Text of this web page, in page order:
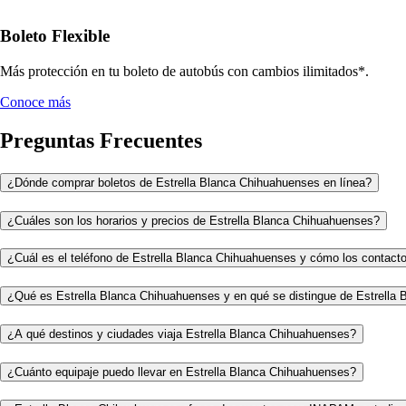
Boleto Flexible
Más protección en tu boleto de autobús con cambios ilimitados*.
Conoce más
Preguntas Frecuentes
¿Dónde comprar boletos de Estrella Blanca Chihuahuenses en línea?
¿Cuáles son los horarios y precios de Estrella Blanca Chihuahuenses?
¿Cuál es el teléfono de Estrella Blanca Chihuahuenses y cómo los
¿Qué es Estrella Blanca Chihuahuenses y en qué se distingue de Estrella
¿A qué destinos y ciudades viaja Estrella Blanca Chihuahuenses?
¿Cuánto equipaje puedo llevar en Estrella Blanca Chihuahuenses?